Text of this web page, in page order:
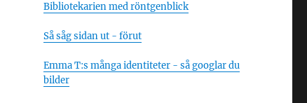
Bibliotekarien med röntgenblick
Så såg sidan ut - förut
Emma T:s många identiteter - så googlar du
bilder